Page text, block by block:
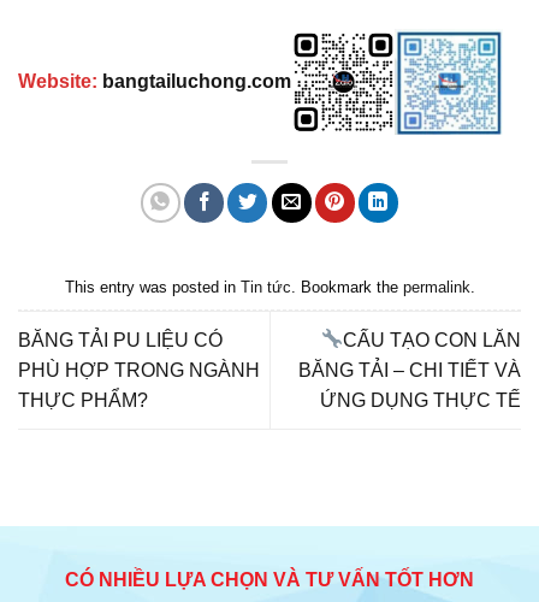
Website: bangtailuchong.com
This entry was posted in Tin tức . Bookmark the permalink
BĂNG TẢI PU LIỆU CÓ
PHÙ HỢP TRONG NGÀNH
THỰC PHẨM?
CẤU TẠO CON LĂN
BĂNG TẢI – CHI TIẾT VÀ
ỨNG DỤNG THỰC TẾ
CÓ NHIỀU LỰA CHỌN VÀ TƯ VẤN TỐT HƠN